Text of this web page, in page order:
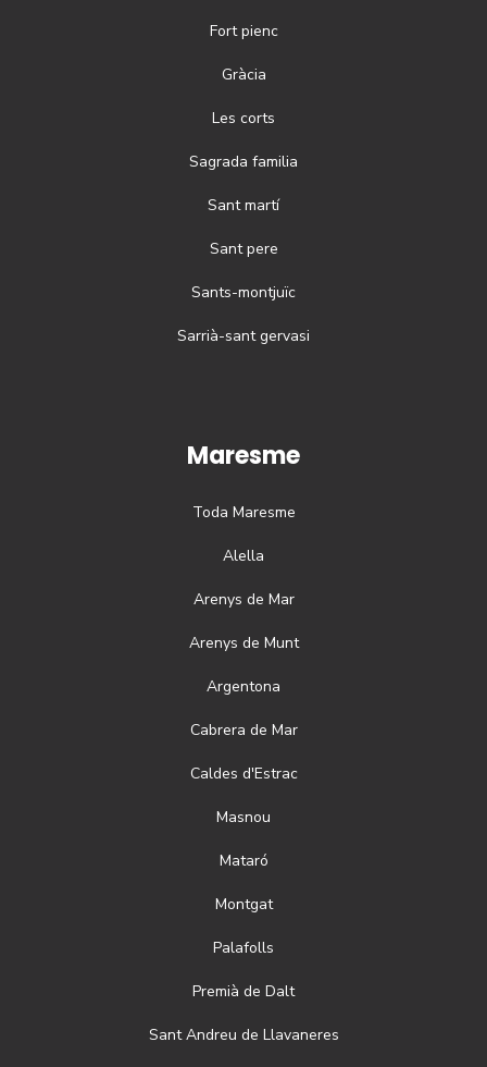
Fort pienc
Gràcia
Les corts
Sagrada familia
Sant martí
Sant pere
Sants-montjuïc
Sarrià-sant gervasi
Maresme
Toda Maresme
Alella
Arenys de Mar
Arenys de Munt
Argentona
Cabrera de Mar
Caldes d'Estrac
Masnou
Mataró
Montgat
Palafolls
Premià de Dalt
Sant Andreu de Llavaneres